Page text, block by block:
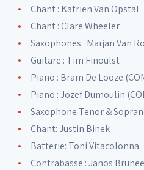
Chant : Katrien Van Opstal
Chant : Clare Wheeler
Saxophones : Marjan Van
Guitare : Tim Finoulst
Piano : Bram De Looze
Piano : Jozef Dumoulin
Saxophone Tenor &
Chant: Justin Binek
Batterie: Toni Vitacolonna
Contrabasse : Janos